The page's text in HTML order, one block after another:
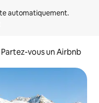
Partez-vous un Airbnb